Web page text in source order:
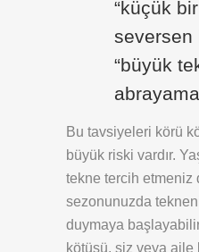
“küçük
seversen
“büyük
Bu tavsiyeleri körü
büyük riski vardır.
tekne tercih etmeniz
sezonunuzda
duymaya
kötüsü, siz veya